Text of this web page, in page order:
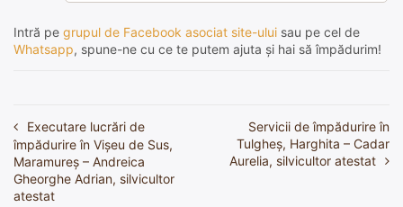
Intră pe grupul de Facebook asociat site-ului sau pe cel de
Whatsapp, spune-ne cu ce te putem ajuta și hai să împădurim!
Navigare
în
articole
Executare lucrări de
împădurire în Vișeu de Sus,
Maramureș – Andreica
Gheorghe Adrian, silvicultor
atestat
Servicii de împădurire în
Tulgheș, Harghita – Cadar
Aurelia, silvicultor atestat